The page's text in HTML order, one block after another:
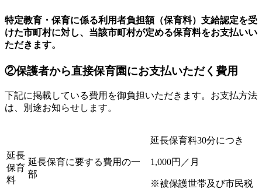
特定教育・保育に係る利用者負担額（保育料）支給認定を受
けた市町村に対し、当該市町村が定める保育料をお支払いい
ただきます。
②保護者から直接保育園にお支払いただく費用
下記に掲載している費用を御負担いただきます。お支払方法
は、別途お知らせします。
延長
保育
料
延長保育に要する費用の一
部
延長保育料30分につき
1,000円／月
※被保護世帯及び市民税